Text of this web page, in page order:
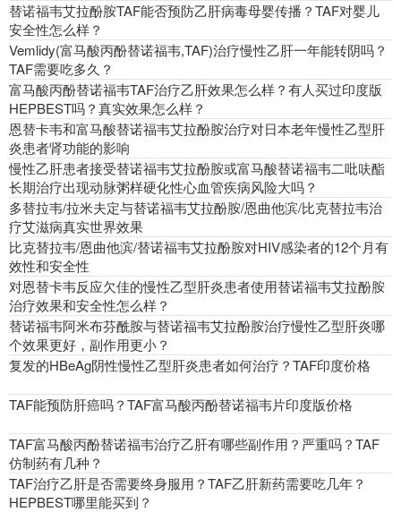
替诺福韦艾拉酚胺TAF能否预防乙肝病毒母婴传播？TAF对婴儿
安全性怎么样？
Vemlidy(富马酸丙酚替诺福韦,TAF)治疗慢性乙肝一年能转阴吗？
TAF需要吃多久？
富马酸丙酚替诺福韦TAF治疗乙肝效果怎么样？有人买过印度版
HEPBEST吗？真实效果怎么样？
恩替卡韦和富马酸替诺福韦艾拉酚胺治疗对日本老年慢性乙型肝
炎患者肾功能的影响
慢性乙肝患者接受替诺福韦艾拉酚胺或富马酸替诺福韦二吡呋酯
长期治疗出现动脉粥样硬化性心血管疾病风险大吗？
多替拉韦/拉米夫定与替诺福韦艾拉酚胺/恩曲他滨/比克替拉韦治
疗艾滋病真实世界效果
比克替拉韦/恩曲他滨/替诺福韦艾拉酚胺对HIV感染者的12个月有
效性和安全性
对恩替卡韦反应欠佳的慢性乙型肝炎患者使用替诺福韦艾拉酚胺
治疗效果和安全性怎么样？
替诺福韦阿米布芬酰胺与替诺福韦艾拉酚胺治疗慢性乙型肝炎哪
个效果更好，副作用更小？
复发的HBeAg阴性慢性乙型肝炎患者如何治疗？TAF印度价格
TAF能预防肝癌吗？TAF富马酸丙酚替诺福韦片印度版价格
TAF富马酸丙酚替诺福韦治疗乙肝有哪些副作用？严重吗？TAF
仿制药有几种？
TAF治疗乙肝是否需要终身服用？TAF乙肝新药需要吃几年？
HEPBEST哪里能买到？